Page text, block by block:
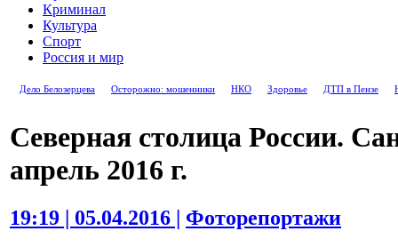
Криминал
Культура
Спорт
Россия и мир
Дело Белозерцева Осторожно: мошенники НКО Здоровье ДТП в Пензе
Северная столица России.
апрель 2016 г.
19:19 | 05.04.2016 | Фоторепортажи